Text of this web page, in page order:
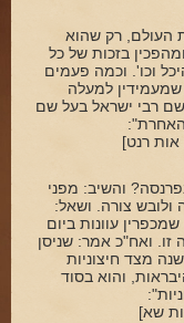
העולם, רק שהוא
בזכות של כל
וכו'. וכמה פעמים
למעלה
רבי ישראל בעל שם
האחרת":
רנט]
והשיב: מפני
צורה. ושאל:
עוונות ביום
זו. ואח"כ אמר: שניסן
מצד חיצוניות
והוא בסוד
שא]